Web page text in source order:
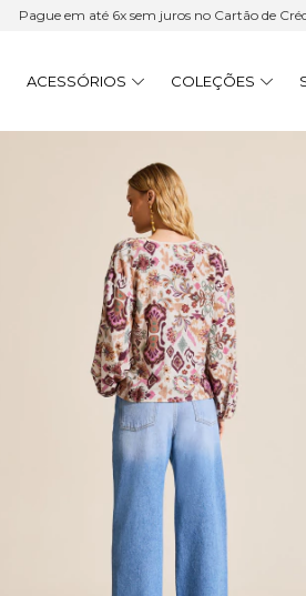
Cashback | 6x sem juros | Frete Grátis acima
ACESSÓRIOS COLEÇÕES